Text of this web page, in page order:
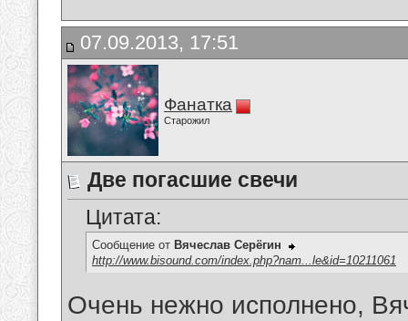
07.09.2013, 17:51
Фанатка
Старожил
Две погасшие свечи
Цитата:
Сообщение от Вячеслав Серёгин
http://www.bisound.com/index.php?nam...le&id=10211061
Очень нежно исполнено,